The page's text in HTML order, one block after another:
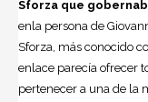
Sforza que
enla persona de
Sforza, más conocido
enlace parecía ofrecer
pertenecer a una de la